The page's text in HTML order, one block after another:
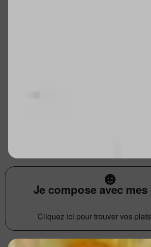
Je compose avec
Cliquez ici pour trouver vos